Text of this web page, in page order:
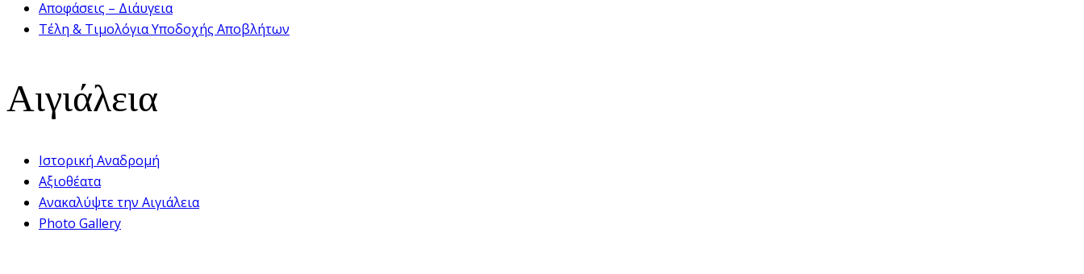
Αποφάσεις – Διάυγεια
Τέλη & Τιμολόγια Υποδοχής Αποβλήτων
Αιγιάλεια
Ιστορική Αναδρομή
Αξιοθέατα
Ανακαλύψτε την Αιγιάλεια
Photo Gallery